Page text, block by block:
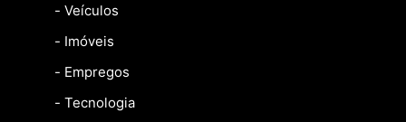
- Veículos
- Imóveis
- Empregos
- Tecnologia